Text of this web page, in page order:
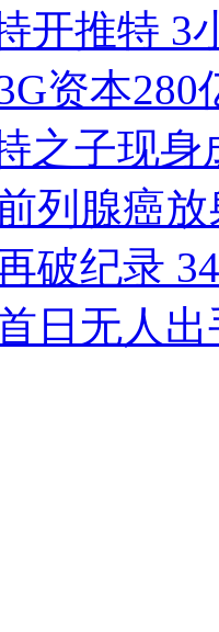
公正
凡
开推特 3
资本
之子现
列腺癌
破纪录
日无人